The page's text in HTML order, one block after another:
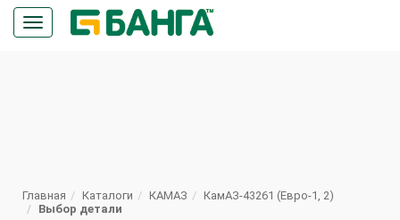
Кнопка
меню
Главная Каталоги КАМАЗ
КамАЗ-43261 (Евро-1, 2)
Выбор детали